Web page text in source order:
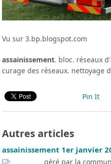
Vu sur 3.bp.blogspot.com
assainissement. bloc. réseaux d'
curage des réseaux. nettoyage
Pin It
Autres articles
assainissement 1er janvier
géré par la